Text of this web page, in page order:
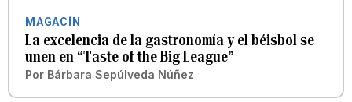
MAGACÍN
La excelencia de la gastronomía y el béisbol se
unen en “Taste of the Big League”
Por Bárbara Sepúlveda Núñez